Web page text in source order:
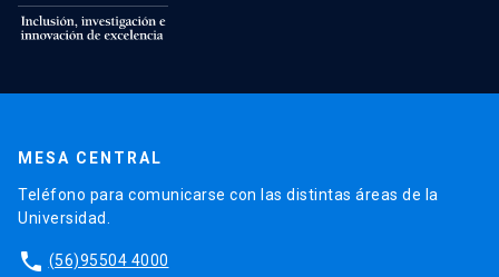
MESA CENTRAL
Teléfono para comunicarse con las distintas áreas de la
Universidad.
phone (56)95504 4000